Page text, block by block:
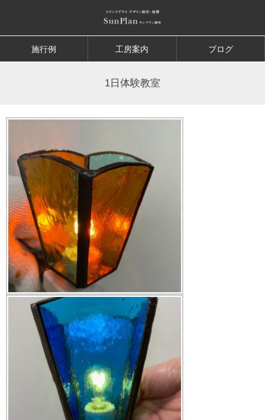
施行例 工房案内 ブログ
1日体験教室